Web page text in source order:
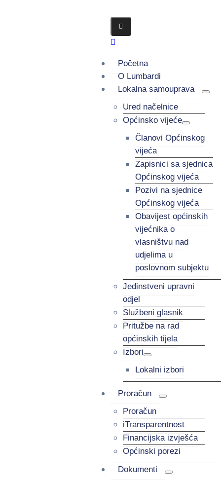
Početna
O Lumbardi
Lokalna samouprava
Ured načelnice
Općinsko vijeće
Članovi Općinskog
vijeća
Zapisnici sa sjednica
Općinskog vijeća
Pozivi na sjednice
Općinskog vijeća
Obavijest općinskih
vijećnika o
vlasništvu nad
udjelima u
poslovnom subjektu
Jedinstveni upravni
odjel
Službeni glasnik
Pritužbe na rad
općinskih tijela
Izbori
Lokalni izbori
Proračun
Proračun
iTransparentnost
Financijska izvješća
Općinski porezi
Dokumenti